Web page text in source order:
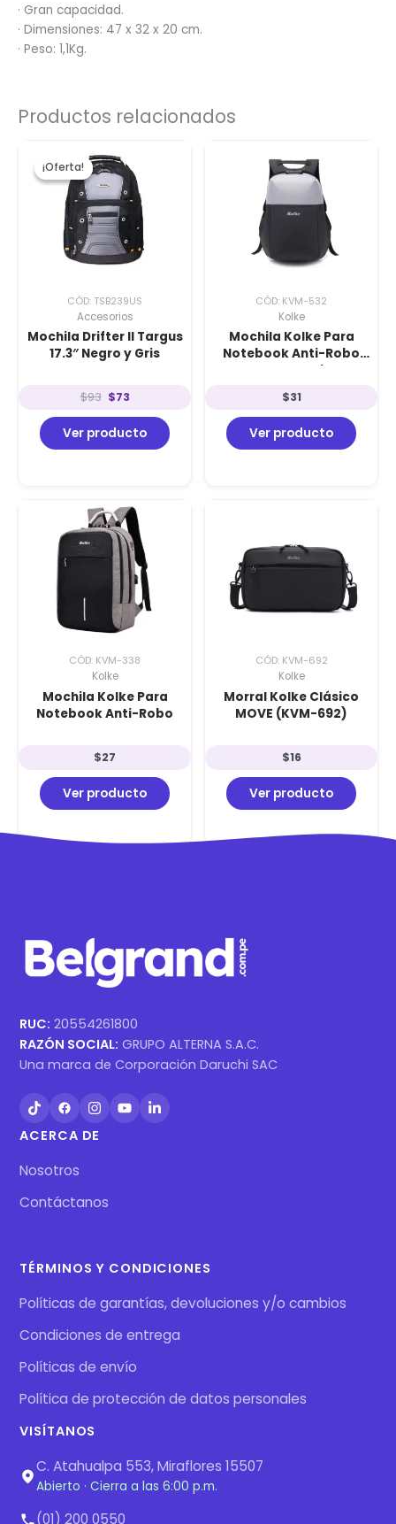
· Gran capacidad.
· Dimensiones: 47 x 32 x 20 cm.
· Peso: 1,1Kg.
Productos relacionados
¡Oferta!
CÓD: TSB239US
¡Oferta!
Accesorios
Mochila Drifter II Targus
17.3″ Negro y Gris
$93
precio
original
era:
$93.
$73
actual
es:
$73.
Ver producto
CÓD: KVM-532
Kolke
Mochila Kolke Para
Notebook Anti-Robo
Negro y Gris
$31
Ver producto
CÓD: KVM-338
Kolke
Mochila Kolke Para
Notebook Anti-Robo
$27
Ver producto
CÓD: KVM-692
Kolke
Morral Kolke Clásico
MOVE (KVM-692)
$16
Ver producto
RUC: 20554261800
RAZÓN SOCIAL: GRUPO ALTERNA S.A.C.
Una marca de Corporación Daruchi SAC
ACERCA DE
Nosotros
Contáctanos
TÉRMINOS Y CONDICIONES
Políticas de garantías, devoluciones y/o cambios
Condiciones de entrega
Políticas de envío
Política de protección de datos personales
VISÍTANOS
C. Atahualpa 553, Miraflores 15507
Abierto · Cierra a las 6:00 p.m.
(01) 200 0550